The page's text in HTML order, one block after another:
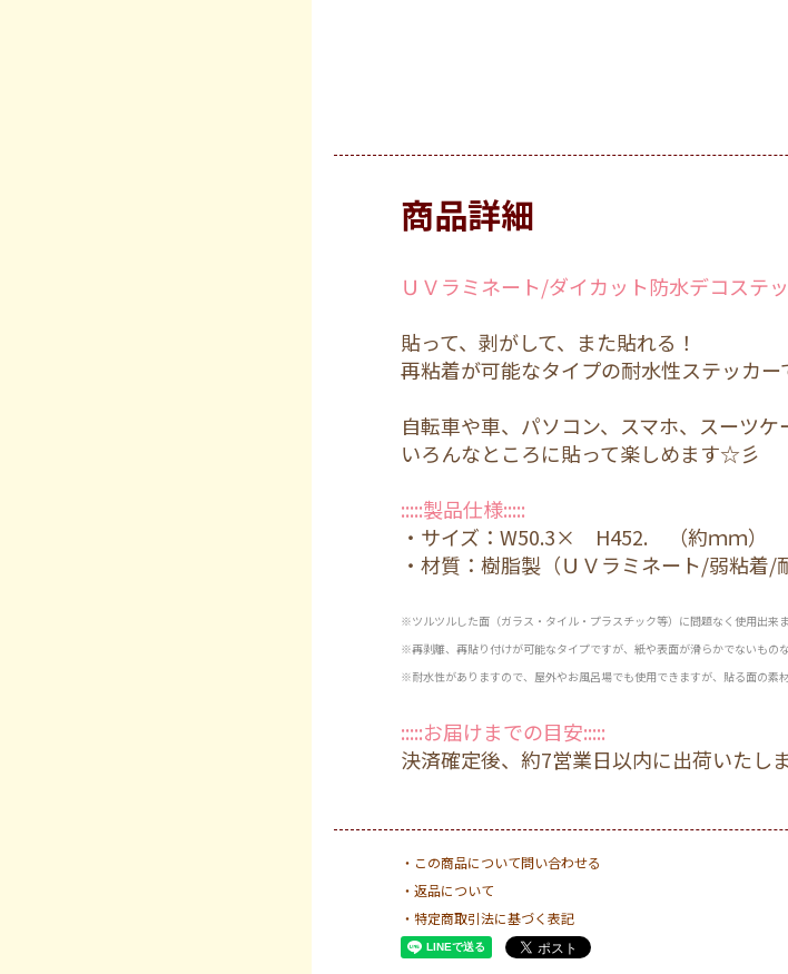
商品詳細
ＵＶラミネート/ダイカット防水デコステ
貼って、剥がして、また貼れる！
再粘着が可能なタイプの耐水性ステッカ
自転車や車、パソコン、スマホ、スーツケ
いろんなところに貼って楽しめます☆彡
:::::製品仕様:::::
・サイズ：W50.3× H452. （約ｍｍ）
・材質：樹脂製（ＵＶラミネート/弱粘着/
※ツルツルした面（ガラス・タイル・プラスチック等）に問題なく使用出来ま
※再剥離、再貼り付けが可能なタイプですが、紙や表面が滑らかでないもの
※耐水性がありますので、屋外やお風呂場でも使用できますが、貼る面の素
:::::お届けまでの目安:::::
決済確定後、約7営業日以内に出荷いたし
・この商品について問い合わせる
・返品について
・特定商取引法に基づく表記